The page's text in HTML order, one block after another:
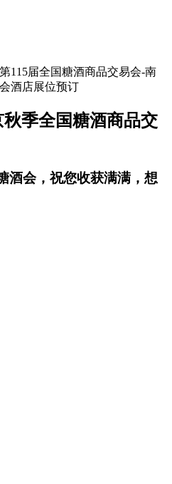
秋季全国糖酒商品交
酒会，祝您收获满满，想